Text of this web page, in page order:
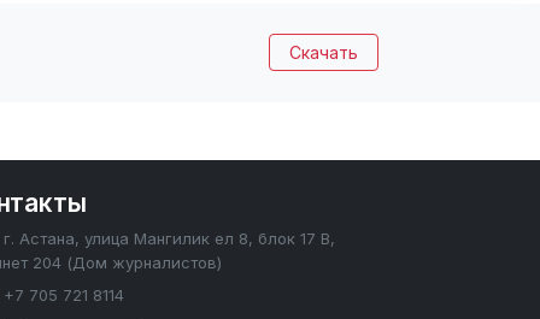
Скачать
г. Астана, улица Мангилик ел 8, блок 17 В,
204 (Дом журналистов)
+7 705 721 8114